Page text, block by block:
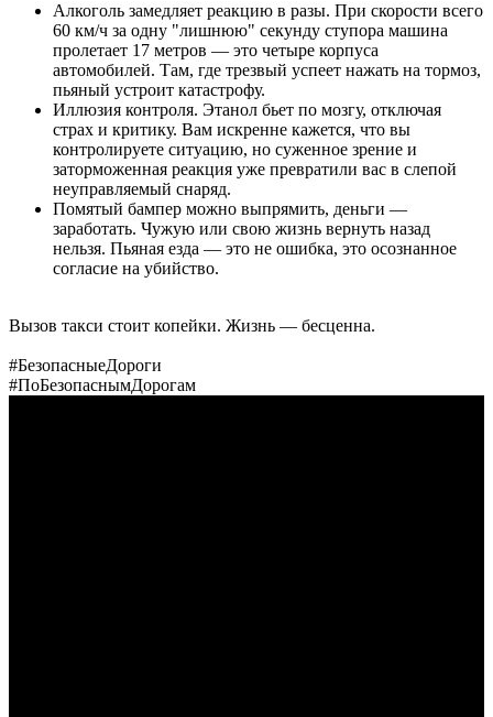
Алкоголь замедляет реакцию в разы. При скорости всего
60 км/ч за одну "лишнюю" секунду ступора машина
пролетает 17 метров — это четыре корпуса
автомобилей. Там, где трезвый успеет нажать на тормоз,
пьяный устроит катастрофу.
Иллюзия контроля. Этанол бьет по мозгу, отключая
страх и критику. Вам искренне кажется, что вы
контролируете ситуацию, но суженное зрение и
заторможенная реакция уже превратили вас в слепой
неуправляемый снаряд.
Помятый бампер можно выпрямить, деньги —
заработать. Чужую или свою жизнь вернуть назад
нельзя. Пьяная езда — это не ошибка, это осознанное
согласие на убийство.
Вызов такси стоит копейки. Жизнь — бесценна.
#БезопасныеДороги
#ПоБезопаснымДорогам